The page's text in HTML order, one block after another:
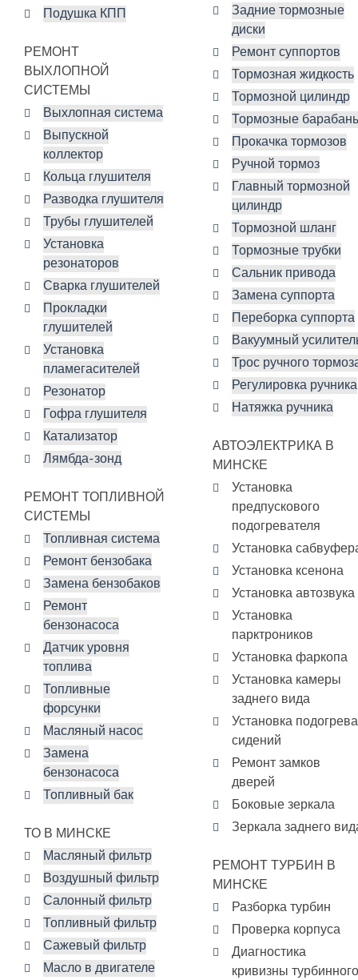
Подушка КПП
РЕМОНТ
ВЫХЛОПНОЙ
СИСТЕМЫ
Выхлопная система
Выпускной
коллектор
Кольца глушителя
Разводка глушителя
Трубы глушителей
Установка
резонаторов
Сварка глушителей
Прокладки
глушителей
Установка
пламегасителей
Резонатор
Гофра глушителя
Катализатор
Лямбда-зонд
РЕМОНТ ТОПЛИВНОЙ
СИСТЕМЫ
Топливная система
Ремонт бензобака
Замена бензобаков
Ремонт
бензонасоса
Датчик уровня
топлива
Топливные
форсунки
Масляный насос
Замена
бензонасоса
Топливный бак
ТО В МИНСКЕ
Масляный фильтр
Воздушный фильтр
Салонный фильтр
Топливный фильтр
Сажевый фильтр
Масло в двигателе
Задние тормозные
диски
Ремонт суппортов
Тормозная жидкость
Тормозной цилиндр
Тормозные
Прокачка тормозов
Ручной тормоз
Главный тормозной
цилиндр
Тормозной шланг
Тормозные трубки
Сальник привода
Замена суппорта
Переборка суппорта
Вакуумный
Трос ручного
Регулировка ручника
Натяжка ручника
АВТОЭЛЕКТРИКА В
МИНСКЕ
Установка
предпускового
подогревателя
Установка
Установка ксенона
Установка автозвука
Установка
парктроников
Установка фаркопа
Установка камеры
заднего вида
Установка подогрева
сидений
Ремонт замков
дверей
Боковые зеркала
Зеркала заднего
РЕМОНТ ТУРБИН В
МИНСКЕ
Разборка турбин
Проверка корпуса
Диагностика
кривизны турбинного